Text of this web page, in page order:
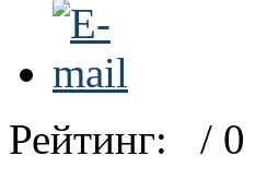
Рейтинг:
/ 0